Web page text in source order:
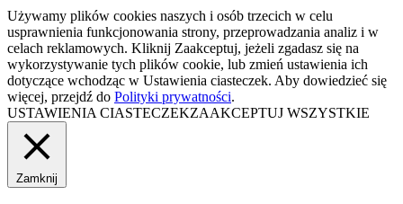
Używamy plików cookies naszych i osób trzecich w celu
usprawnienia funkcjonowania strony, przeprowadzania analiz i w
celach reklamowych. Kliknij Zaakceptuj, jeżeli zgadasz się na
wykorzystywanie tych plików cookie, lub zmień ustawienia ich
dotyczące wchodząc w Ustawienia ciasteczek. Aby dowiedzieć się
więcej, przejdź do Polityki prywatności.
USTAWIENIA CIASTECZEKZAAKCEPTUJ WSZYSTKIE
Zamknij